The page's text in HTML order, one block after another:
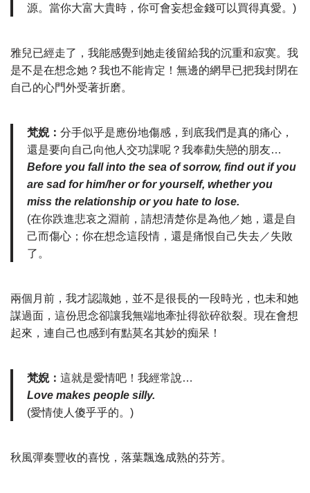
源。當你大富大貴時，你可會妄想金錢可以買得真愛。)
雅兒已經走了，我能感覺到她走後留給我的沉重和寂寞。我
是不是在想念她？我也不能肯定！無邊的網早已把我封閉在
自己的心門外受著折磨。
梵婗： 分手似乎是應份地傷感，到底我們是真的痛心，
還是要向自己向他人交功課呢？我奉勸失戀的朋友…
Before you fall into the sea of sorrow, find out if you
are sad for him/her or for yourself, whether you
miss the relationship or you hate to lose.
(在你跌進悲哀之淵前，請想清楚你是為他／她，還是自
己而傷心；你在想念這段情，還是痛恨自己失去／失敗
了。
兩個月前，我才認識她，並不是很長的一段時光，也未和她
謀過面，這份思念卻讓我無端地牽扯得欲碎欲裂。現在會想
起來，連自己也感到有點莫名其妙的痴呆！
梵婗： 這就是愛情吧！我經常說…
Love makes people silly.
(愛情使人傻乎乎的。)
秋風彈奏豐收的喜悅，落葉飄逸成熟的芬芳。